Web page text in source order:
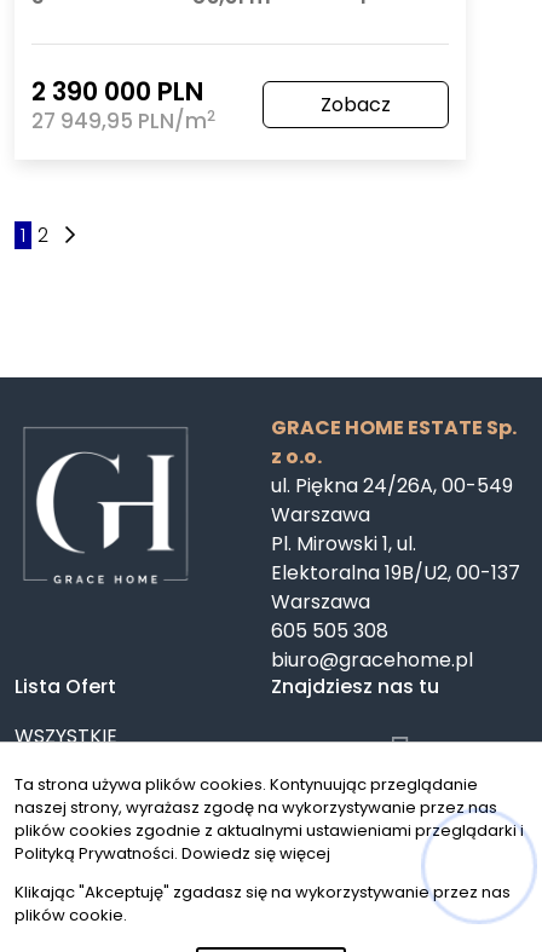
2 390 000 PLN
27 949,95 PLN/m2 Zobacz
1 2
GRACE HOME ESTATE Sp.
z o.o.
ul. Piękna 24/26A, 00-549
Warszawa
Pl. Mirowski 1, ul.
Elektoralna 19B/U2, 00-137
Warszawa
605 505 308
biuro@gracehome.pl
Lista Ofert
WSZYSTKIE
Mieszkania
Domy
Działki
Lokale
Oferty specjalne
Znajdziesz nas tu
Ta strona używa plików cookies. Kontynuując przeglądanie
naszej strony, wyrażasz zgodę na wykorzystywanie przez nas
plików cookies zgodnie z aktualnymi ustawieniami przeglądarki i
Polityką Prywatności. Dowiedz się więcej
Klikając "Akceptuję" zgadasz się na wykorzystywanie przez nas
plików cookie.